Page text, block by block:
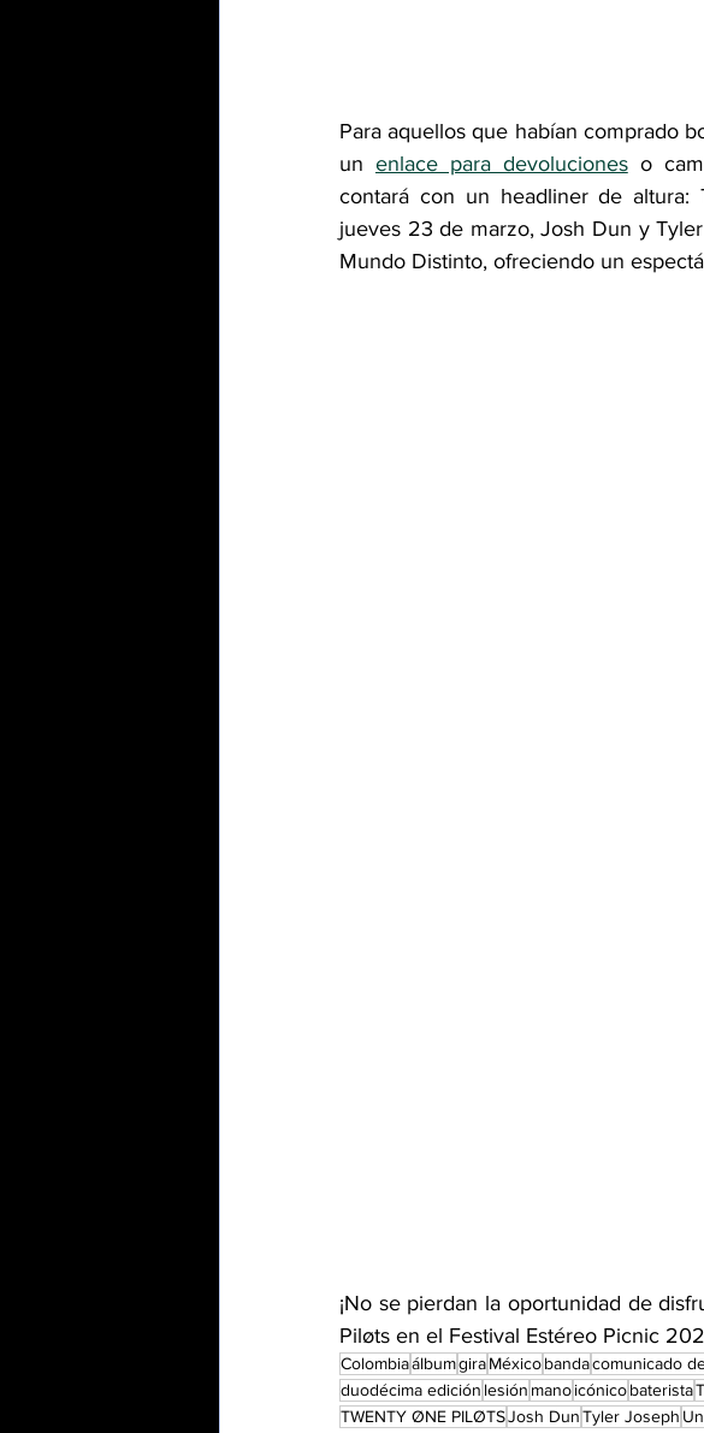
Para aquellos que habían comprado
un enlace para devoluciones o
contará con un headliner de
jueves 23 de marzo, Josh Dun y
Mundo Distinto, ofreciendo un
¡No se pierdan la oportunidad de
Piløts en el Festival Estéreo Picnic
ColombiaálbumgiraMéxicobandacomunicado
duodécima edición lesión manoicónicobaterista
TWENTY ØNE PILØTSJosh DunTyler Joseph